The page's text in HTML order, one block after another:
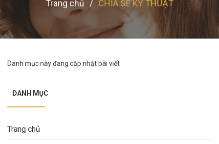
Trang chủ / CHIA SẺ KỸ THUẬT
Danh mục này đang cập nhật bài viết
DANH MỤC
Trang chủ